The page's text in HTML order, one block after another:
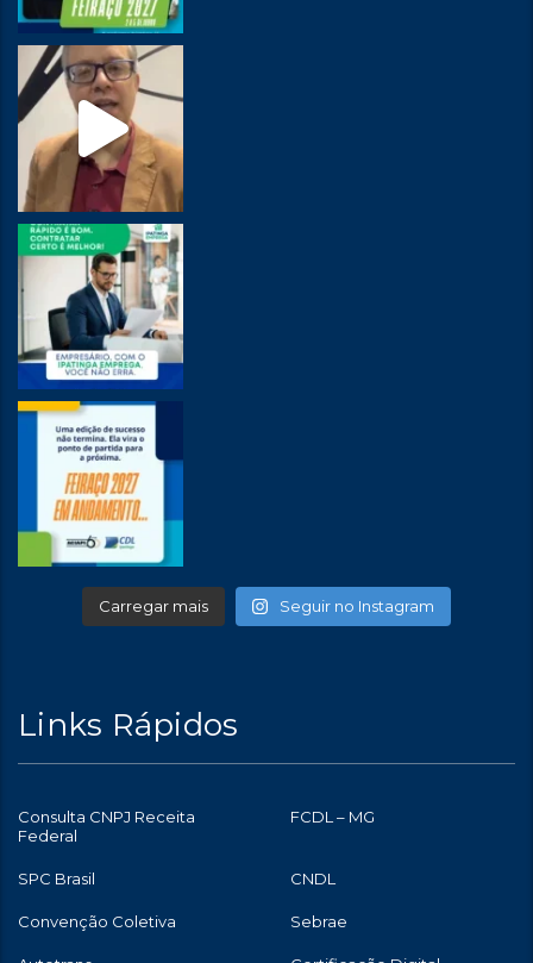
Carregar mais Seguir no Instagram
Links Rápidos
Consulta CNPJ Receita
Federal
FCDL – MG
SPC Brasil CNDL
Convenção Coletiva Sebrae